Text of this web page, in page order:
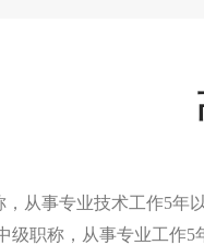
从事专业技术工作5年以
级职称，从事专业工作5